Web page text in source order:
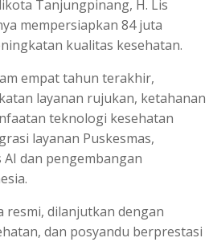
Tanjungpinang, H. Lis
mempersiapkan 84 juta
kualitas kesehatan.
empat tahun terakhir,
layanan rujukan, ketahanan
teknologi kesehatan
layanan Puskesmas,
dan pengembangan
resmi, dilanjutkan dengan
dan posyandu berprestasi